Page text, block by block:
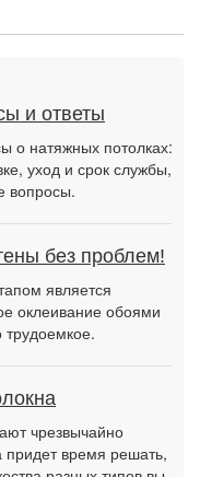
и ответы
о натяжных потолках:
уход и срок службы,
вопросы.
без проблем!
является
оклеивание обоями
чрезвычайно
придет время решать,